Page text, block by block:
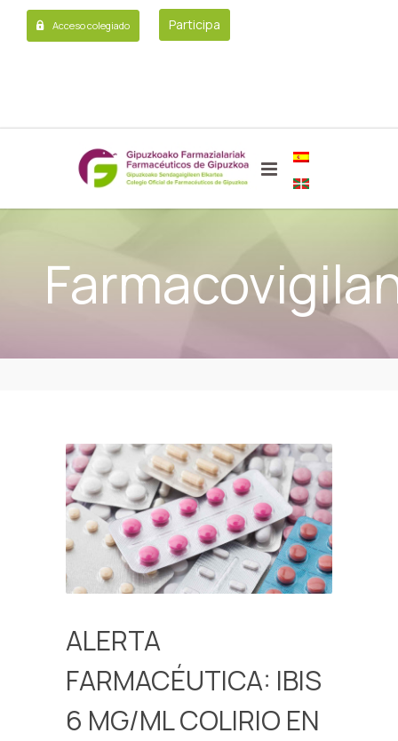
Acceso colegiado Participa
ALERTA
FARMACÉUTICA: IBIS
6 MG/ML COLIRIO EN